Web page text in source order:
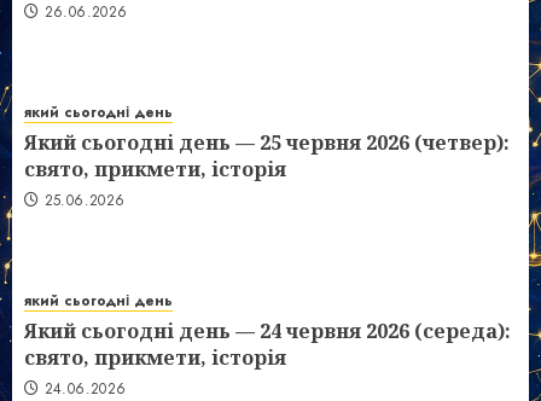
26.06.2026
який сьогодні день
Який сьогодні день — 25 червня 2026 (четвер):
свято, прикмети, історія
25.06.2026
який сьогодні день
Який сьогодні день — 24 червня 2026 (середа):
свято, прикмети, історія
24.06.2026